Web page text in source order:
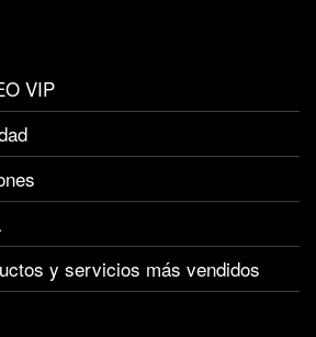
VIP
y servicios más vendidos